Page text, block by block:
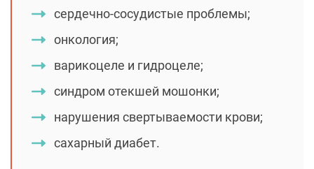
сердечно-сосудистые проблемы;
онкология;
варикоцеле и гидроцеле;
синдром отекшей мошонки;
нарушения свертываемости крови;
сахарный диабет.